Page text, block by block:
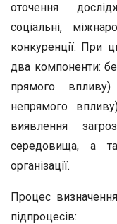
оточення
соціальні,
конкуренції. При
два компоненти:
прямого
непрямого
виявлення
середовища, а
організації.
Процес
підпроцесів: